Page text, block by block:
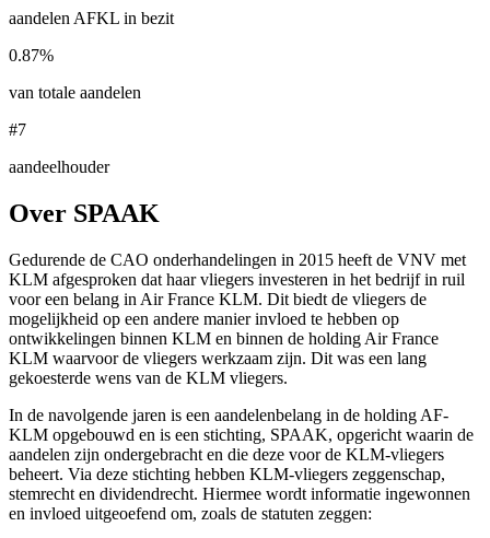
aandelen AFKL in bezit
0.87%
van totale aandelen
#7
aandeelhouder
Over SPAAK
Gedurende de CAO onderhandelingen in 2015 heeft de VNV met
KLM afgesproken dat haar vliegers investeren in het bedrijf in ruil
voor een belang in Air France KLM. Dit biedt de vliegers de
mogelijkheid op een andere manier invloed te hebben op
ontwikkelingen binnen KLM en binnen de holding Air France
KLM waarvoor de vliegers werkzaam zijn. Dit was een lang
gekoesterde wens van de KLM vliegers.
In de navolgende jaren is een aandelenbelang in de holding AF-
KLM opgebouwd en is een stichting, SPAAK, opgericht waarin de
aandelen zijn ondergebracht en die deze voor de KLM-vliegers
beheert. Via deze stichting hebben KLM-vliegers zeggenschap,
stemrecht en dividendrecht. Hiermee wordt informatie ingewonnen
en invloed uitgeoefend om, zoals de statuten zeggen: